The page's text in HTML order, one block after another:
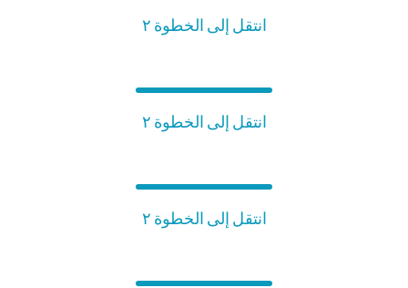
انتقل إلى الخطوة ٢
انتقل إلى الخطوة ٢
انتقل إلى الخطوة ٢